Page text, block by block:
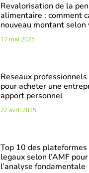
Revalorisation de la
alimentaire : comment
nouveau montant selon
17 mai 2025
Reseaux
pour acheter une
apport personnel
22 avril 2025
Top 10 des
legaux selon l’AMF
l’analyse fondamentale